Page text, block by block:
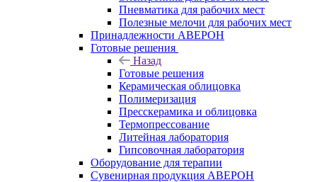
Пневматика для рабочих мест
Полезные мелочи для рабочих мест
Принадлежности АВЕРОН
Готовые решения
Назад
Готовые решения
Керамическая облицовка
Полимеризация
Пресскерамика и облицовка
Термопрессование
Литейная лаборатория
Гипсовочная лаборатория
Оборудование для терапии
Сувенирная продукция АВЕРОН